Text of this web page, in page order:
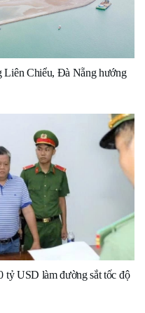
Liên Chiểu, Đà Nẵng hướng
tỷ USD làm đường sắt tốc độ